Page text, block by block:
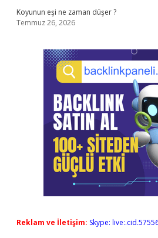
Koyunun eşi ne zaman düşer ?
Temmuz 26, 2026
Reklam ve İletişim: Skype: